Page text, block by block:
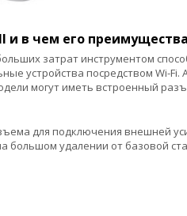
и в чем его
затрат инструментом
устройства посредством Wi-
могут иметь встроенный
для подключения внешней
большом удалении от базовой